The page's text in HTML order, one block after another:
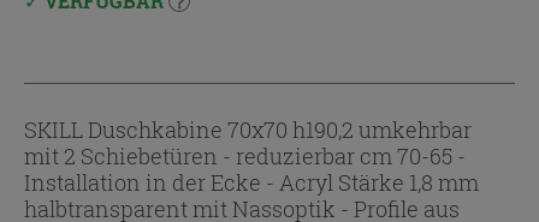
SKILL Duschkabine 70x70 h190,2 umkehrbar
mit 2 Schiebetüren - reduzierbar cm 70-65 -
Installation in der Ecke - Acryl Stärke 1,8 mm
halbtransparent mit Nassoptik - Profile aus